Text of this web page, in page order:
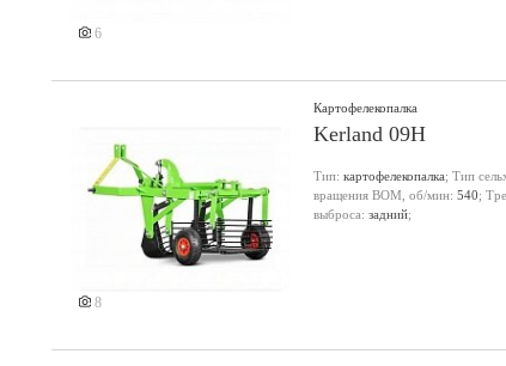
6
8
Картофелекопалка
Kerland 09H
Тип: картофелекопалка; Тип
вращения ВОМ, об/мин: 540;
выброса: задний;